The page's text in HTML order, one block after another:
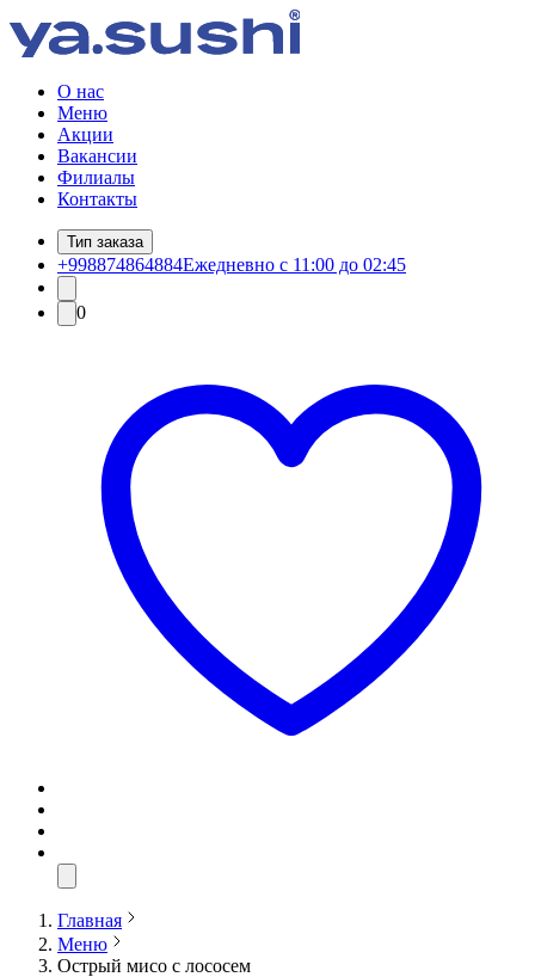
О нас
Меню
Акции
Вакансии
Филиалы
Контакты
Тип заказа
+998874864884Ежедневно с 11:00 до 02:45
0
Главная
Меню
Острый мисо с лососем